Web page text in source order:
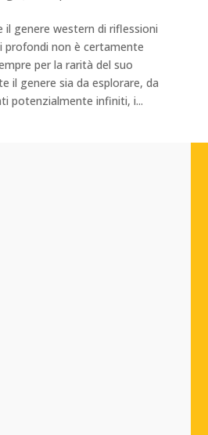
il genere western di riflessioni
non è certamente
per la rarità del suo
il genere sia da esplorare, da
potenzialmente infiniti, i...